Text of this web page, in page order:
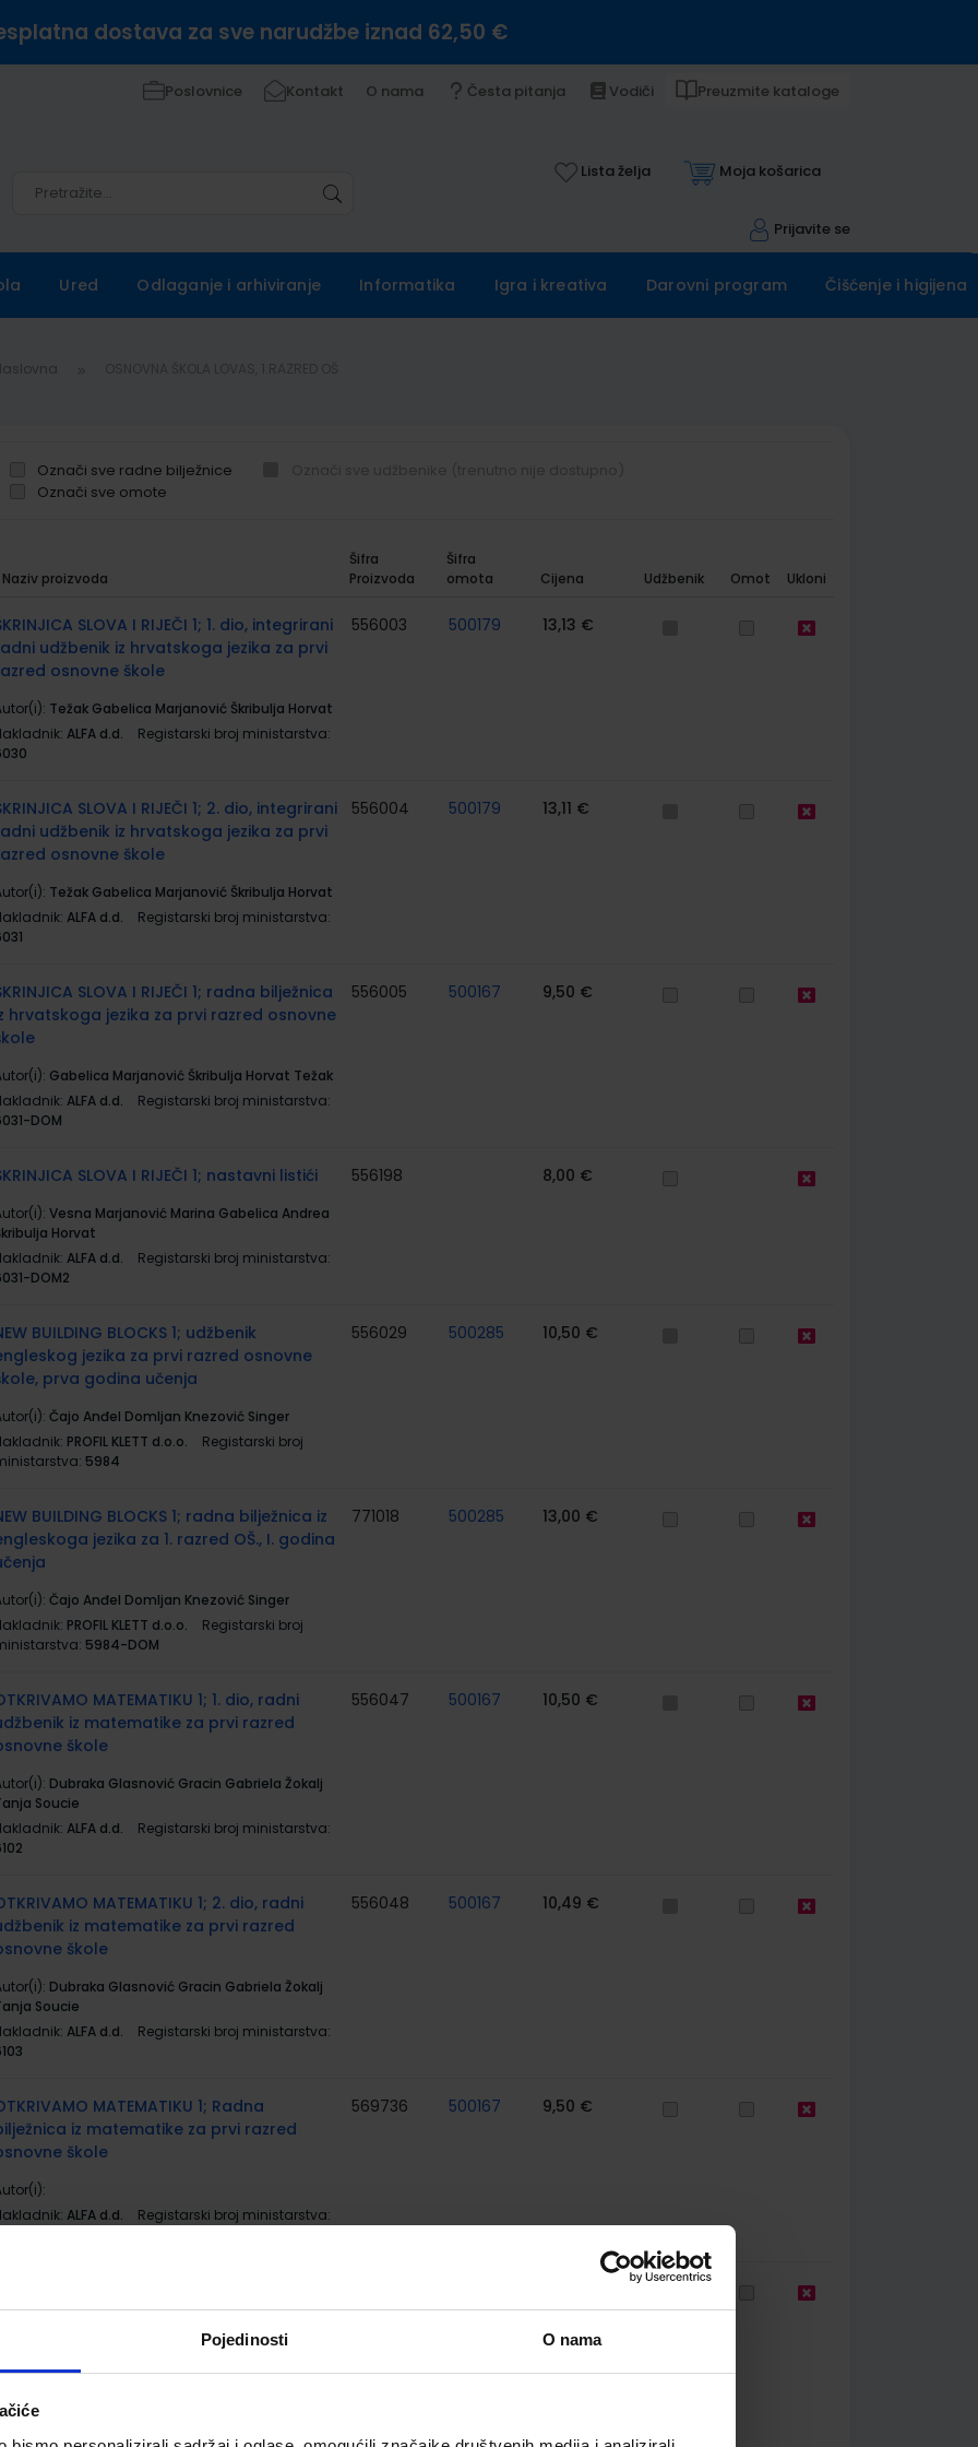
Pojedinosti O nama
dostava za sve narudžbe iznad 62,50 €
Poslovnice Kontakt O nama Česta pitanja Vodiči Preuzmite kataloge
Lista želja Moja košarica
Prijavite se
Ured Odlaganje i arhiviranje Informatika Igra i kreativa Darovni program Čišćenje i higijena
Označi sve radne bilježnice
Označi sve omote
Naziv proizvoda
Šifra
Proizvoda
Šifra
omota
Cijena Udžbenik Omot Ukloni
SLOVA I RIJEČI 1; 1. dio, integrirani
udžbenik iz hrvatskoga jezika za prvi
osnovne škole
Težak Gabelica Marjanović Škribulja Horvat
ALFA d.d.
Registarski broj ministarstva:
556003 500179 13,13 €
SLOVA I RIJEČI 1; 2. dio, integrirani
udžbenik iz hrvatskoga jezika za prvi
osnovne škole
Težak Gabelica Marjanović Škribulja Horvat
ALFA d.d.
Registarski broj ministarstva:
556004 500179 13,11 €
SLOVA I RIJEČI 1; radna bilježnica
hrvatskoga jezika za prvi razred osnovne
Gabelica Marjanović Škribulja Horvat Težak
ALFA d.d.
Registarski broj ministarstva:
DOM
556005 500167 9,50 €
SLOVA I RIJEČI 1; nastavni listići
Vesna Marjanović Marina Gabelica Andrea
Horvat
ALFA d.d.
Registarski broj ministarstva:
DOM2
556198 8,00 €
BUILDING BLOCKS 1; udžbenik
jezika za prvi razred osnovne
prva godina učenja
Čajo Anđel Domljan Knezović Singer
PROFIL KLETT d.o.o.
Registarski broj
5984
556029 500285 10,50 €
BUILDING BLOCKS 1; radna bilježnica iz
jezika za 1. razred OŠ., I. godina
Čajo Anđel Domljan Knezović Singer
PROFIL KLETT d.o.o.
Registarski broj
5984-DOM
771018 500285 13,00 €
MATEMATIKU 1; 1. dio, radni
iz matematike za prvi razred
škole
Dubraka Glasnović Gracin Gabriela Žokalj
Soucie
ALFA d.d.
Registarski broj ministarstva:
556047 500167 10,50 €
MATEMATIKU 1; 2. dio, radni
iz matematike za prvi razred
škole
Dubraka Glasnović Gracin Gabriela Žokalj
Soucie
ALFA d.d.
Registarski broj ministarstva:
556048 500167 10,49 €
MATEMATIKU 1; Radna
iz matematike za prvi razred
škole
ALFA d.d.
Registarski broj ministarstva:
569736 500167 9,50 €
iz matematike za prvi razred
Dubravka Glasnović Gracin Gabriela Žokalj
DOM2